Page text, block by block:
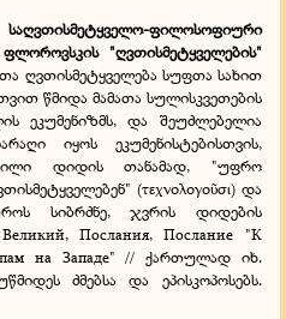
ფილოსოფიური
"ღვთისმეტყველების"
ღვთისმეტყველება სუფთა სახით
წმიდა მამათა სულისკვეთების
ეკუმენიზმს, და შეუძლებელია
იყოს ეკუმენისტებისთვის,
დიდის თანამად, "უფრო
(τεχνολογοῦσι) და
სიბრძნე, ჯვრის დიდების
Послания, Послание "К
на Западе" // ქართულად იხ.
ძმებსა და ეპისკოპოსებს.